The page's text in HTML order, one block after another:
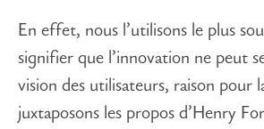
En effet, nous l’utilisons le plus
signifier que l’innovation ne peut
vision des utilisateurs, raison pour
juxtaposons les propos d’Henry